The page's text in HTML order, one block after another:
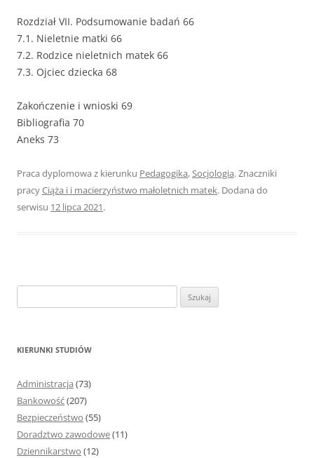
Rozdział VII. Podsumowanie badań 66
7.1. Nieletnie matki 66
7.2. Rodzice nieletnich matek 66
7.3. Ojciec dziecka 68
Zakończenie i wnioski 69
Bibliografia 70
Aneks 73
Praca dyplomowa z kierunku Pedagogika,Socjologia. Znaczniki
pracyCiąża i i macierzyństwo małoletnich matek. Dodana do
serwisu 12 lipca 2021.
z
KIERUNKI STUDIÓW
Administracja (73)
Bankowość(207)
Bezpieczeństwo (55)
Doradztwo zawodowe(11)
Dziennikarstwo (12)